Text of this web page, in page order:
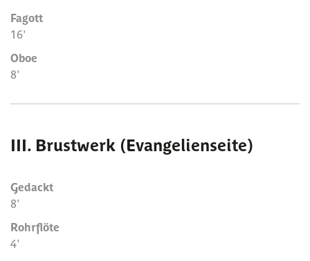
Fagott
16'
Oboe
8'
III. Brustwerk (Evangelienseite)
Gedackt
8'
Rohrflöte
4'